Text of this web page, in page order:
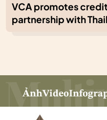
VCA promotes
partnership with
ẢnhVideo